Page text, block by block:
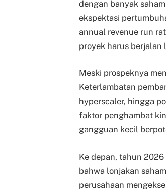
dengan banyak
ekspektasi
annual revenue run
proyek harus
Meski prospeknya
Keterlambatan
hyperscaler, hingga
faktor penghambat
gangguan kecil
Ke depan, tahun
bahwa lonjakan
perusahaan